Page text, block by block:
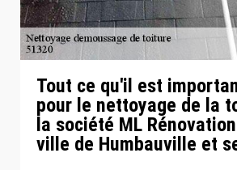
Tout ce qu'il est
pour le nettoyage de la
la société ML
ville de Humbauville et